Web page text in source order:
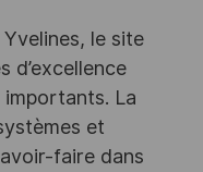
le site
d’excellence
importants. La
et
faire dans